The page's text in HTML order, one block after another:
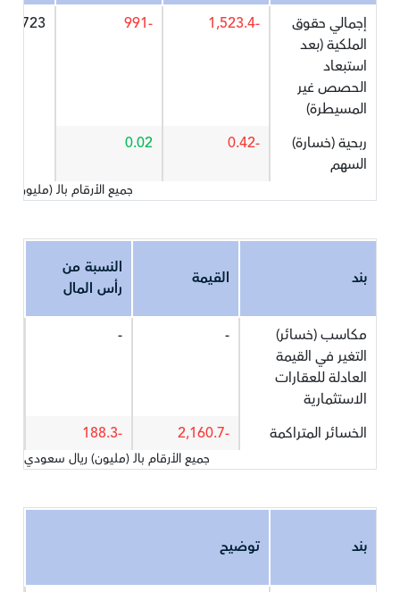
إجمالي حقوق
الملكية (بعد
استبعاد
الحصص غير
المسيطرة)
-1,523.4
-991
53.723
ربحية (خسارة)
السهم
-0.42
0.02
جميع الأرقام بالـ
بند القيمة
النسبة من
رأس المال
مكاسب (خسائر)
التغير في القيمة
العادلة للعقارات
الاستثمارية
-
-
الخسائر المتراكمة -2,160.7
-188.3
جميع الأرقام بالـ (مليون) ريال سعودي
بند توضيح